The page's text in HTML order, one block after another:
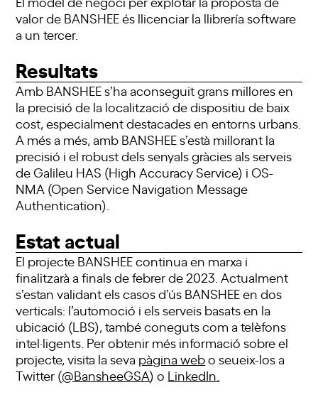
valor de BANSHEE és llicenciar la llibrería software
a un tercer.
Resultats
Amb BANSHEE s’ha aconseguit grans millores en
la precisió de la localització de dispositiu de baix
cost, especialment destacades en entorns urbans.
A més a més, amb BANSHEE s’està millorant la
precisió i el robust dels senyals gràcies als serveis
de Galileu HAS (High Accuracy Service) i OS-
NMA (Open Service Navigation Message
Authentication).
Estat actual
El projecte BANSHEE continua en marxa i
finalitzarà a finals de febrer de 2023. Actualment
s’estan validant els casos d’ús BANSHEE en dos
verticals: l’automoció i els serveis basats en la
ubicació (LBS), també coneguts com a telèfons
intel·ligents. Per obtenir més informació sobre el
projecte, visita la seva pàgina webo seueix-los a
Twitter (@BansheeGSA) o LinkedIn.